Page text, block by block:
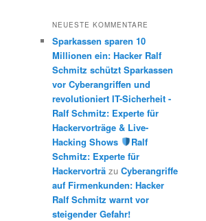
NEUESTE KOMMENTARE
Sparkassen sparen 10
Millionen ein: Hacker Ralf
Schmitz schützt Sparkassen
vor Cyberangriffen und
revolutioniert IT-Sicherheit -
Ralf Schmitz: Experte für
Hackervorträge & Live-
Hacking Shows
Ralf
Schmitz: Experte für
Hackervorträ zu Cyberangriffe
auf Firmenkunden: Hacker
Ralf Schmitz warnt vor
steigender Gefahr!